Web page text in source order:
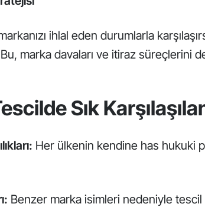
ihlal eden durumlarla
marka davaları ve itiraz süreçlerini
Sık
Her ülkenin kendine has hukuki
Benzer marka isimleri nedeniyle tescil